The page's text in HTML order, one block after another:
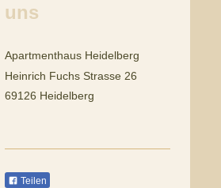
uns
Apartmenthaus Heidelberg
Heinrich Fuchs Strasse 26
69126 Heidelberg
Teilen